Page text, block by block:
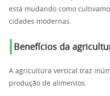
está mudando como
cidades modernas.
Benefícios da
A agricultura vertical traz
produção de alimentos.